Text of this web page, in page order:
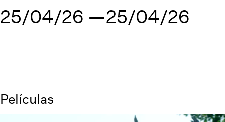
25/04/26
25/04/26
Películas